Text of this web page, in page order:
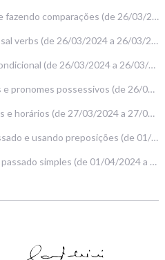
4. Falando sobre profissões e fazendo comparações (de 26/03/2024 a 26/03/2024) 2h
5. Usando condicional e phrasal verbs (de 26/03/2024 a 26/03/2024) 2h
6. Fazendo convites com o condicional (de 26/03/2024 a 26/03/2024) 2h
7. Usando o passado simples e pronomes possessivos (de 26/03/2024 a 27/03/2024) 2h
8. Falando sobre preferências e horários (de 27/03/2024 a 27/03/2024) 2h
9. Fazendo perguntas no passado e usando preposições (de 01/04/2024 a 01/04/2024) 2h
10. Futuro com 'going to' e o passado simples (de 01/04/2024 a 01/04/2024) 2h